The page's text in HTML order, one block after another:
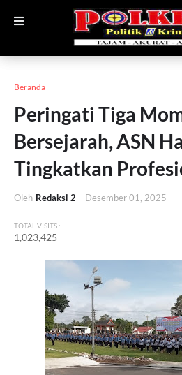
Beranda
Peringati Tiga
Bersejarah, ASN
Tingkatkan
Oleh Redaksi 2 - Desember 01, 2025
TOTAL VISITS :
1,023,425